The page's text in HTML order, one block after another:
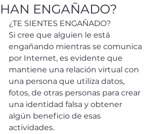
HAN ENGAÑADO?
¿TE SIENTES ENGAÑADO?
Si cree que alguien le está
engañando mientras se comunica
por Internet, es evidente que
mantiene una relación virtual con
una persona que utiliza datos,
fotos, de otras personas para crear
una identidad falsa y obtener
algún beneficio de esas
actividades.